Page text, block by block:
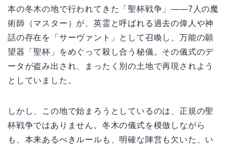
本の冬木の地で行われてきた「聖杯戦争」――7人の魔
術師（マスター）が、英霊と呼ばれる過去の偉人や神
話の存在を「サーヴァント」として召喚し、万能の願
望器「聖杯」をめぐって殺し合う秘儀。その儀式のデ
ータが盗み出され、まったく別の土地で再現されよう
としていました。
しかし、この地で始まろうとしているのは、正規の聖
杯戦争ではありません。冬木の儀式を模倣しながら
も、本来あるべきルールも、明確な陣営も欠いた、い